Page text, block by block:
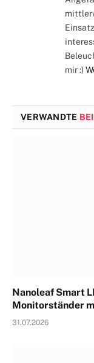
mir :)
VERWANDTE
Nanoleaf Smart
Monitorständer
31.07.2026